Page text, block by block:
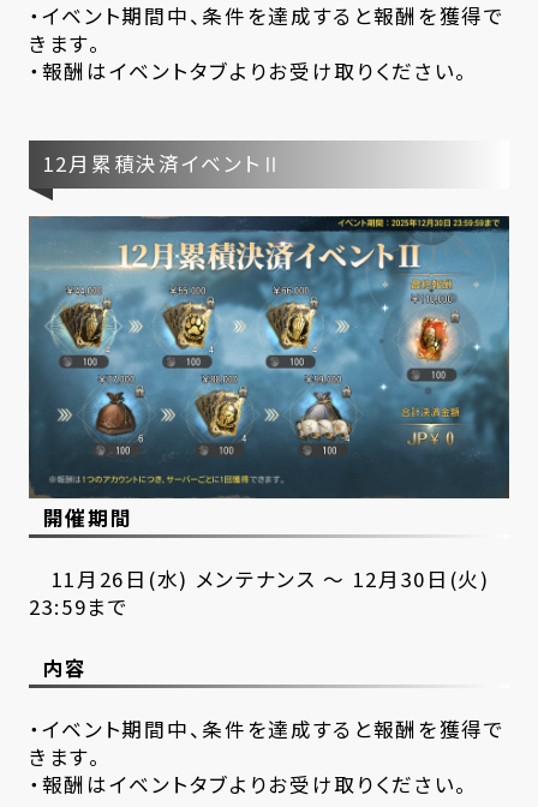
・イベント期間中、条件を達成すると報酬を獲得で
きます。
・報酬はイベントタブよりお受け取りください。
12月累積決済イベントⅡ
開催期間
11月26日(水) メンテナンス ～ 12月30日(火)
23:59まで
内容
・イベント期間中、条件を達成すると報酬を獲得で
きます。
・報酬はイベントタブよりお受け取りください。